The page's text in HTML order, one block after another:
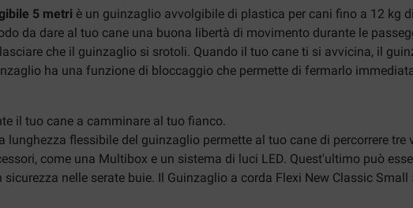
5 metri è un guinzaglio avvolgibile di plastica per cani fino a 12 kg
da dare al tuo cane una buona libertà di movimento durante le
che il guinzaglio si srotoli. Quando il tuo cane ti si avvicina, il
ha una funzione di bloccaggio che permette di fermarlo
il tuo cane a camminare al tuo fianco.
flessibile del guinzaglio permette al tuo cane di percorrere tre
come una Multibox e un sistema di luci LED. Quest'ultimo può
nelle serate buie. Il Guinzaglio a corda Flexi New Classic